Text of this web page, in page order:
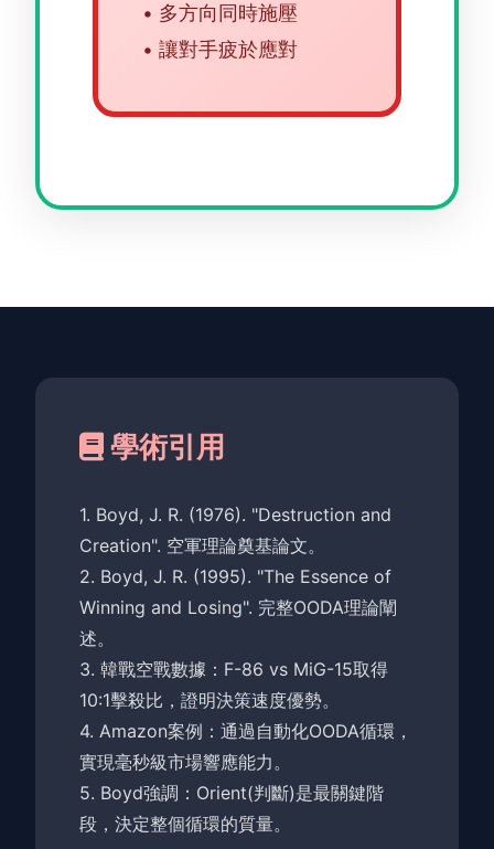
• 多方向同時施壓
• 讓對手疲於應對
學術引用
1. Boyd, J. R. (1976). "Destruction and
Creation". 空軍理論奠基論文。
2. Boyd, J. R. (1995). "The Essence of
Winning and Losing". 完整OODA理論闡
述。
3. 韓戰空戰數據：F-86 vs MiG-15取得
10:1擊殺比，證明決策速度優勢。
4. Amazon案例：通過自動化OODA循環，
實現毫秒級市場響應能力。
5. Boyd強調：Orient(判斷)是最關鍵階
段，決定整個循環的質量。